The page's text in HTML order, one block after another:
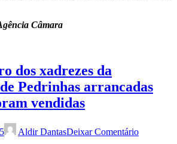
Câmara
dos xadrezes da
Pedrinhas arrancadas
vendidas
Aldir DantasDeixar Comentário